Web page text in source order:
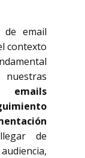
de email
contexto
nuestras
emails
de